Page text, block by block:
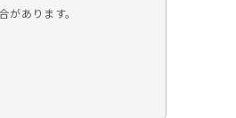
あります。